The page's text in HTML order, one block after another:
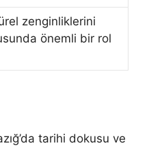
zenginliklerini
önemli bir rol
tarihi dokusu ve